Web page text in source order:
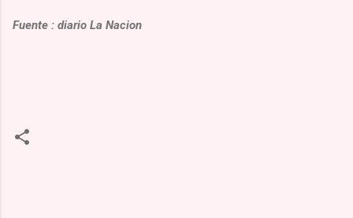
Fuente : diario La Nacion